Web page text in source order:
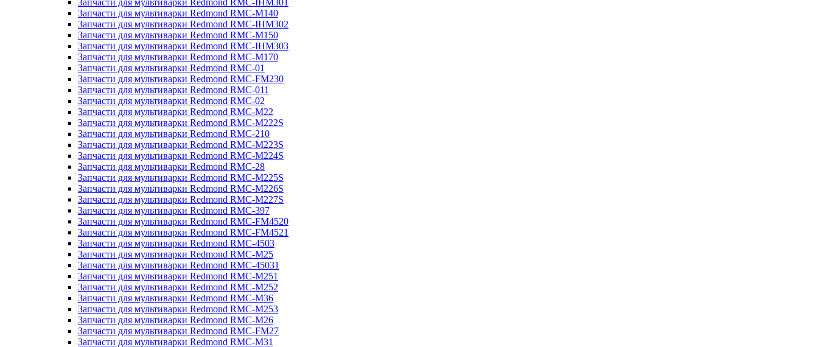
Запчасти для мультиварки Redmond RMC-IHM301
Запчасти для мультиварки Redmond RMC-M140
Запчасти для мультиварки Redmond RMC-IHM302
Запчасти для мультиварки Redmond RMC-M150
Запчасти для мультиварки Redmond RMC-IHM303
Запчасти для мультиварки Redmond RMC-M170
Запчасти для мультиварки Redmond RMC-01
Запчасти для мультиварки Redmond RMC-FM230
Запчасти для мультиварки Redmond RMC-011
Запчасти для мультиварки Redmond RMC-02
Запчасти для мультиварки Redmond RMC-M22
Запчасти для мультиварки Redmond RMC-M222S
Запчасти для мультиварки Redmond RMC-210
Запчасти для мультиварки Redmond RMC-M223S
Запчасти для мультиварки Redmond RMC-M224S
Запчасти для мультиварки Redmond RMC-28
Запчасти для мультиварки Redmond RMC-M225S
Запчасти для мультиварки Redmond RMC-M226S
Запчасти для мультиварки Redmond RMC-M227S
Запчасти для мультиварки Redmond RMC-397
Запчасти для мультиварки Redmond RMC-FM4520
Запчасти для мультиварки Redmond RMC-FM4521
Запчасти для мультиварки Redmond RMC-4503
Запчасти для мультиварки Redmond RMC-M25
Запчасти для мультиварки Redmond RMC-45031
Запчасти для мультиварки Redmond RMC-M251
Запчасти для мультиварки Redmond RMC-M252
Запчасти для мультиварки Redmond RMC-M36
Запчасти для мультиварки Redmond RMC-M253
Запчасти для мультиварки Redmond RMC-M26
Запчасти для мультиварки Redmond RMC-FM27
Запчасти для мультиварки Redmond RMC-M31